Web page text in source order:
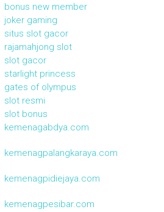
bonus new member
joker gaming
situs slot gacor
rajamahjong slot
slot gacor
starlight princess
gates of olympus
slot resmi
slot bonus
kemenagabdya.com
kemenagpalangkaraya.com
kemenagpidiejaya.com
kemenagpesibar.com